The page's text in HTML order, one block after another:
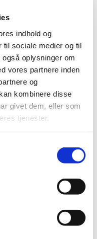
indhold og
til sociale medier og til
oplysninger om
vores partnere inden
og
kombinere disse
givet dem, eller som
tjenester.